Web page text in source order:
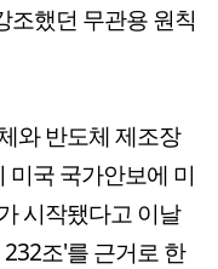
조했던 무관용 원칙
와 반도체 제조장
미국 국가안보에 미
시작됐다고 이날
조'를 근거로 한